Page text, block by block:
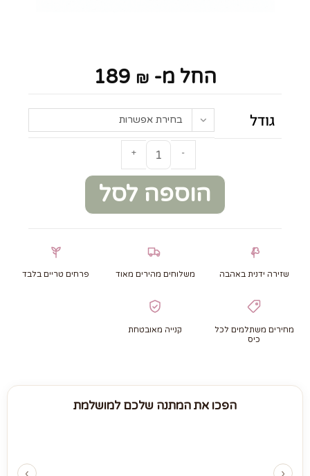
החל מ- 189 ₪
גודל בחירת אפשרות
-
+
הוספה לסל
שזירה ידנית באהבה משלוחים מהירים מאוד פרחים טריים בלבד
מחירים משתלמים לכל
כיס
קנייה מאובטחת
הפכו את המתנה שלכם למושלמת